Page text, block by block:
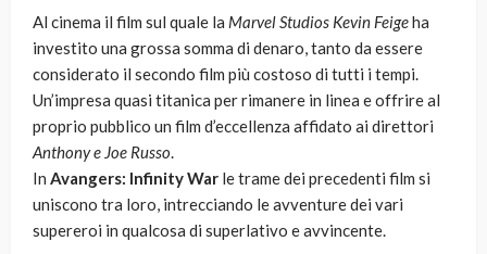
Al cinema il film sul quale la Marvel Studios Kevin Feigeha
investito una grossa somma di denaro, tanto da essere
considerato il secondo film più costoso di tutti i tempi.
Un’impresa quasi titanica per rimanere in linea e offrire al
proprio pubblico un film d’eccellenza affidato ai direttori
Anthony e Joe Russo.
In Avangers: Infinity War le trame dei precedenti film si
uniscono tra loro, intrecciando le avventure dei vari
supereroi in qualcosa di superlativo e avvincente.